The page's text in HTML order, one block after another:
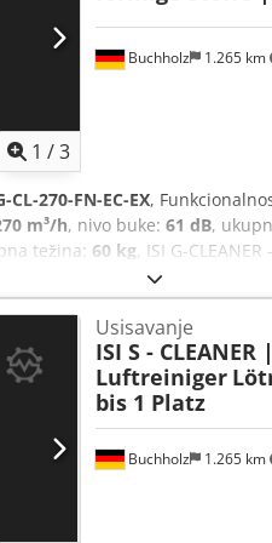
čišćenje
1 /3
Buchholz 1.265 km
CL-270-FN-EC-EX,
m³/h, nivo buke: 61 dB,
težina: 60 kg, ISI G-
odvojeno) Tip: 270 FN
prečistač vazduha sa
Dodpfx Alovrykhoaock Protok
od konfiguracije filtera bez
(opciono 1k100mm / 2k80mm
filtera F9 - Kaseta sa
Grupa II Gas / prašina
Ventilator: Kategorija uređaja
u dizajnu otpornom na
* * * Frekvencija: 50 Hz
energije Izlaz vazduha: ne
Buchholz 1.265 km
Usisavanje
ISI S -
Luftreiniger
bis 1 Platz